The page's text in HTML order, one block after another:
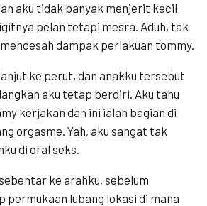
aku tidak banyak menjerit kecil
pelan tetapi mesra. Aduh, tak
dampak perlakuan tommy.
ke perut, dan anakku tersebut
aku tetap berdiri. Aku tahu
kerjakan dan ini ialah bagian di
orgasme. Yah, aku sangat tak
di oral seks.
ke arahku, sebelum
permukaan lubang lokasi di mana